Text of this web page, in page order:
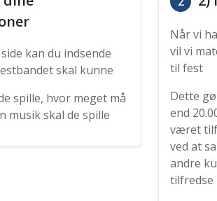
kan du indsende
skal kunne
spille, hvor meget må
musik skal de spille
Når vi
vil vi
til fest
Dette
end
været
ved at
andre
tilfredse